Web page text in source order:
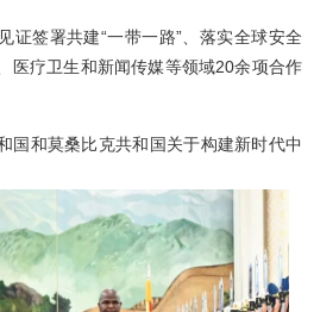
证签署共建“一带一路”、落实全球安全
医疗卫生和新闻传媒等领域20余项合作
国和莫桑比克共和国关于构建新时代中